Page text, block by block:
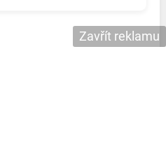
Zavřít reklamu